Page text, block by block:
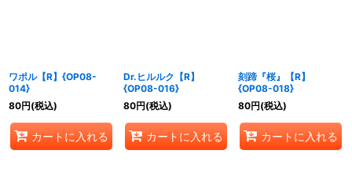
ワポル【R】{OP08-
014}
80円(税込)
カートに入れる
Dr.ヒルルク【R】
{OP08-016}
80円(税込)
カートに入れる
刻蹄『桜』【R】
{OP08-018}
80円(税込)
カートに入れる